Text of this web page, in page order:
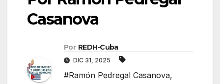
Casanova
Por REDH-Cuba
DIC 31, 2025
#Ramón Pedregal Casanova,